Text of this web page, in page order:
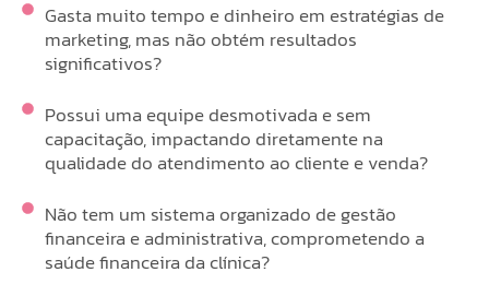
Gasta muito tempo e dinheiro em estratégias de
marketing, mas não obtém resultados
significativos?
Possui uma equipe desmotivada e sem
capacitação, impactando diretamente na
qualidade do atendimento ao cliente e venda?
Não tem um sistema organizado de gestão
financeira e administrativa, comprometendo a
saúde financeira da clínica?